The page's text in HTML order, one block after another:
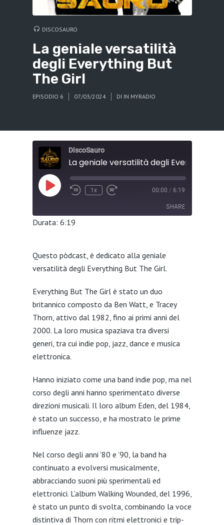
DISCOSAURO
La geniale versatilità
degli Everything But
The Girl
EPISODIO 6 07/03/2024 DI IN MYRADIO
DiscoSauro
Play
Episode
1x 00:00 / 6:19
SHARE
LINK
Durata: 6:19
Questo pòdcast, è dedicato alla geniale
versatilità degli Everything But The Girl.
Everything But The Girl è stato un duo
britannico composto da Ben Watt, e Tracey
Thorn, attivo dal 1982, fino ai primi anni del
2000. La loro musica spaziava tra diversi
generi, tra cui indie pop, jazz, dance e musica
elettronica.
Hanno iniziato come una band indie pop, ma nel
corso degli anni hanno sperimentato diverse
direzioni musicali. Il loro album Eden, del 1984,
è stato un successo, e ha mostrato le prime
influenze jazz.
Nel corso degli anni ’80 e ’90, la band ha
continuato a evolversi musicalmente,
abbracciando suoni più sperimentali ed
elettronici. L’album Walking Wounded, del 1996,
è stato un punto di svolta, combinando la voce
distintiva di Thorn con ritmi elettronici e trip-